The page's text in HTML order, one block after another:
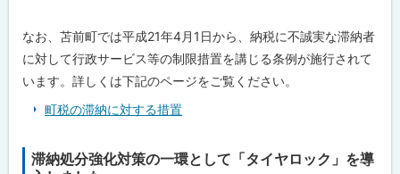
納
処
分
つ
て
納
税
なお、苫前町では平成21年4月1日から、納税に不誠実な滞納者
に対して行政サービス等の制限措置を講じる条例が施行されて
います。詳しくは下記のページをご覧ください。
町税の滞納に対する措置
ト滞納処分強化対策の一環として「タイヤロック」を導